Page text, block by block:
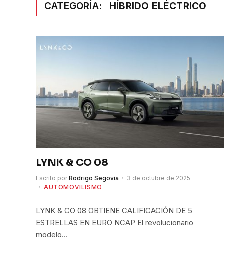
CATEGORÍA: HÍBRIDO ELÉCTRICO
LYNK & CO 08
Escrito por Rodrigo Segovia
3 de octubre de 2025
AUTOMOVILISMO
LYNK & CO 08 OBTIENE CALIFICACIÓN DE 5
ESTRELLAS EN EURO NCAP El revolucionario
modelo…